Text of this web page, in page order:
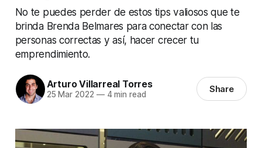
No te puedes perder de estos tips valiosos que te
brinda Brenda Belmares para conectar con las
personas correctas y así, hacer crecer tu
emprendimiento.
Arturo Villarreal Torres
25 Mar 2022 —4 min read Share